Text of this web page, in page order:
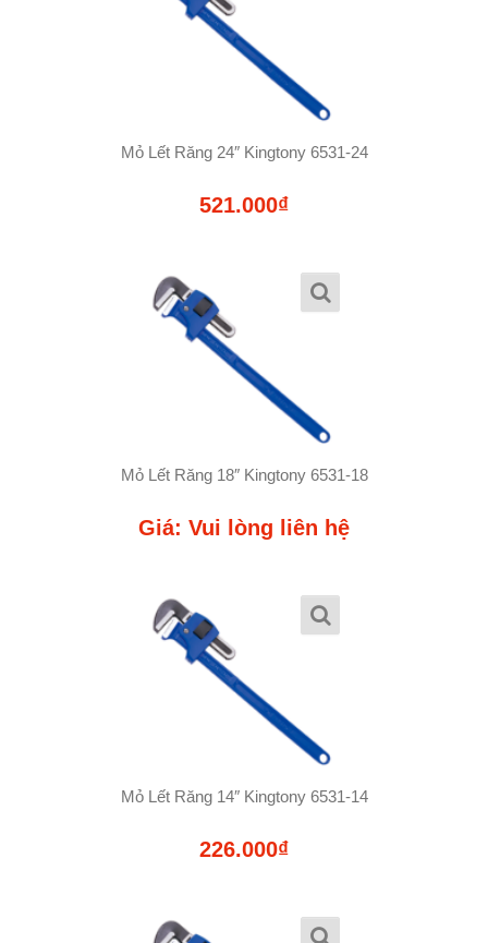
Mỏ Lết Răng 24″ Kingtony 6531-24
521.000₫
Mỏ Lết Răng 18″ Kingtony 6531-18
Giá: Vui lòng liên hệ
Mỏ Lết Răng 14″ Kingtony 6531-14
226.000₫